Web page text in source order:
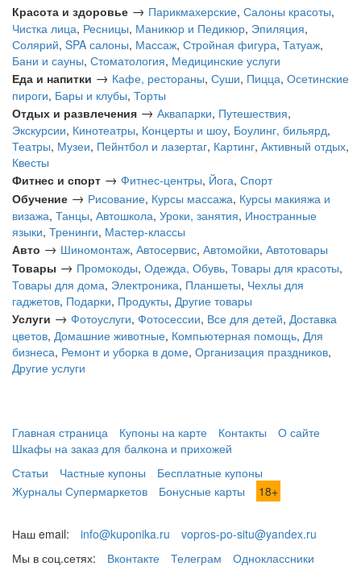
Красота и здоровье → Парикмахерские, Салоны красоты,
Чистка лица, Ресницы, Маникюр и Педикюр, Эпиляция,
Солярий, SPA салоны, Массаж, Стройная фигура, Татуаж,
Бани и сауны, Стоматология, Медицинские услуги
Еда и напитки → Кафе, рестораны, Суши, Пицца, Осетинские
пироги, Бары и клубы, Торты
Отдых и развлечения → Аквапарки, Путешествия,
Экскурсии, Кинотеатры, Концерты и шоу, Боулинг, бильярд,
Театры, Музеи, Пейнтбол и лазертаг, Картинг, Активный отдых,
Квесты
Фитнес и спорт → Фитнес-центры, Йога, Спорт
Обучение → Рисование, Курсы массажа, Курсы макияжа и
визажа, Танцы, Автошкола, Уроки, занятия, Иностранные
языки, Тренинги, Мастер-классы
Авто → Шиномонтаж, Автосервис, Автомойки, Автотовары
Товары → Промокоды, Одежда, Обувь, Товары для красоты,
Товары для дома, Электроника, Планшеты, Чехлы для
гаджетов, Подарки, Продукты, Другие товары
Услуги → Фотоуслуги, Фотосессии, Все для детей, Доставка
цветов, Домашние животные, Компьютерная помощь, Для
бизнеса, Ремонт и уборка в доме, Организация праздников,
Другие услуги
Главная страница Купоны на карте Контакты
О сайте
Шкафы на заказ для балкона и прихожей
Статьи
Частные купоны
Бесплатные купоны
Журналы Супермаркетов
Бонусные карты 18+
Наш email: info@kuponika.ru
vopros-po-situ@yandex.ru
Мы в соц.сетях:
Вконтакте Телеграм Одноклассники